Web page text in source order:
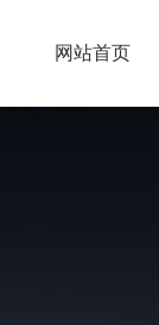
网站首页